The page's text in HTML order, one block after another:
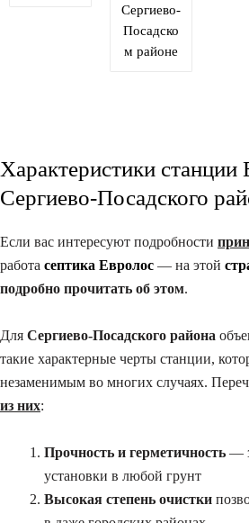
Сергиево-
Посадско
м районе​
Характеристики
Сергиево-Посадского
Если вас интересуют подробности
работа септика Евролос — на этой
подробно прочитать об этом.
Для Сергиево-Посадского района
такие характерные черты станции,
незаменимым во многих случаях.
из них:
Прочность и герметичность —
установки в любой грунт
Высокая степень очистки